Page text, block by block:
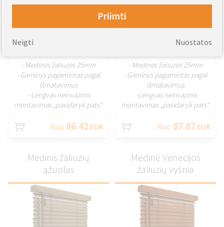
- Medinės žaliuzės 25mm
- Gaminys pagamintas pagal
išmatavimus
- Lengvas neinvazinis
montavimas „pasidaryk pats“.
Nuo 86.42 EUR
PRITAIKYTI
- Medinės žaliuzės 25mm
- Gaminys pagamintas pagal
išmatavimus
- Lengvas neinvazinis
montavimas „pasidaryk pats“.
Nuo 87.87 EUR
Medinis žaliuzių
ąžuolas
Medinė Venecijos
žaliuzių vyšnia
Priimti
Nuostatos
Neigti